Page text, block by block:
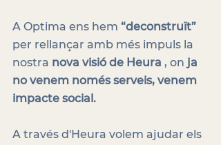
A Optima ens hem “deconstruït”
per rellançar amb més impuls la
nostra nova visió de Heura , on ja
no venem només serveis, venem
impacte social.
A través d'Heura volem ajudar els